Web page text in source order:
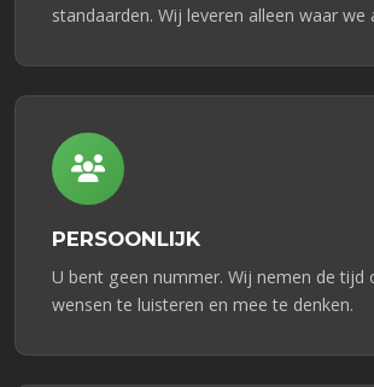
standaarden. Wij leveren alleen waar we
PERSOONLIJK
U bent geen nummer. Wij nemen de tijd
wensen te luisteren en mee te denken.